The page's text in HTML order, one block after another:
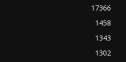
17366
1458
1343
1302